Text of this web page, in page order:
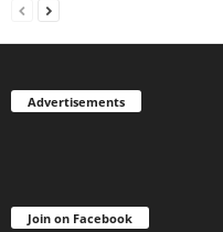
Advertisements
Join on Facebook